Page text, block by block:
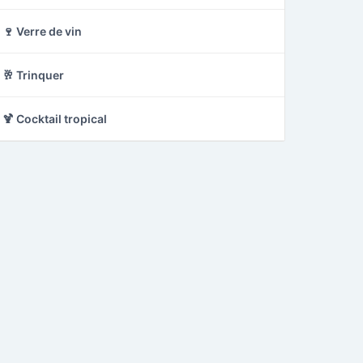
🍷 Verre de vin
🥂 Trinquer
🍹 Cocktail tropical